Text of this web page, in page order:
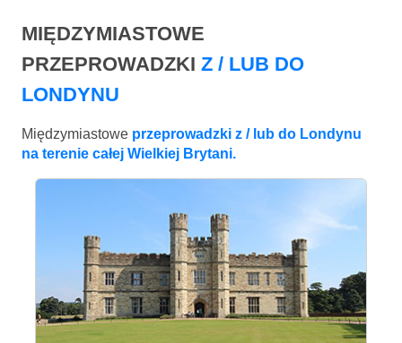
MIĘDZYMIASTOWE
PRZEPROWADZKI Z / LUB DO
LONDYNU
Międzymiastowe przeprowadzki z / lub do Londynu
na terenie całej Wielkiej Brytani.